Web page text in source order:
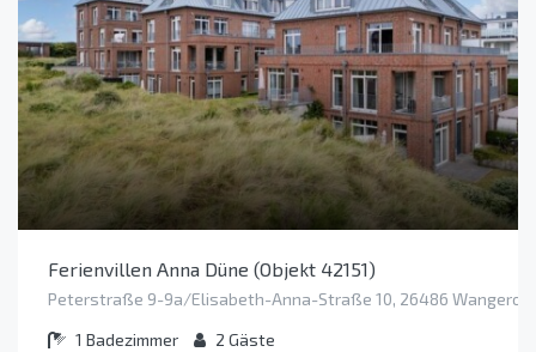
Ferienvillen Anna Düne (Objekt 42151)
Peterstraße 9-9a/Elisabeth-Anna-Straße 10, 26486
1 Badezimmer 2 Gäste